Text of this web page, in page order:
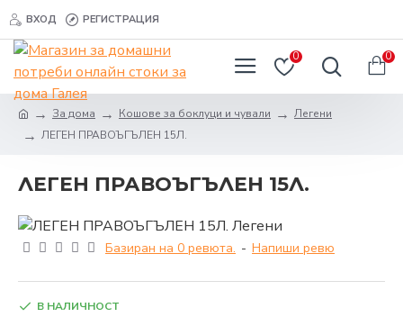
ВХОД РЕГИСТРАЦИЯ
0 0
За дома Кошове за боклуци и чували
Легени
ЛЕГЕН ПРАВОЪГЪЛЕН 15Л.
ЛЕГЕН ПРАВОЪГЪЛЕН 15Л.
Базиран на 0 ревюта. - Напиши ревю
В НАЛИЧНОСТ